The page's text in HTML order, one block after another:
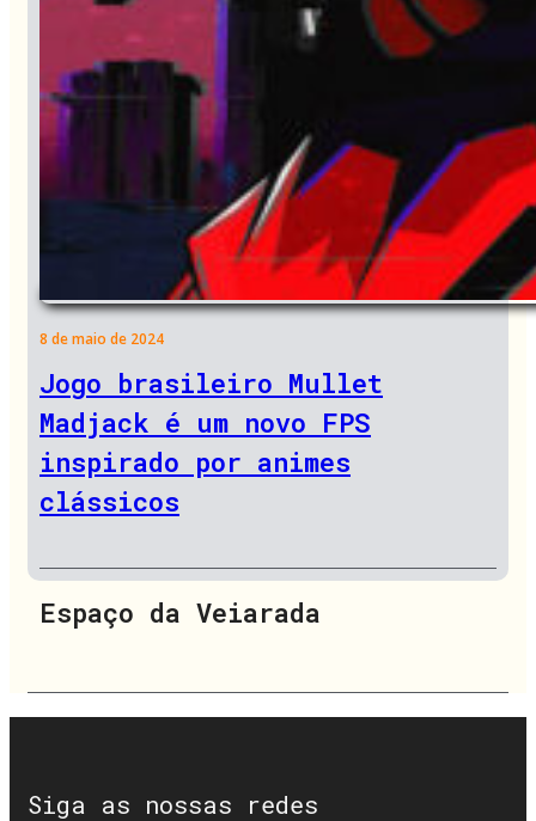
8 de maio de 2024
Jogo brasileiro Mullet
Madjack é um novo FPS
inspirado por animes
clássicos
Espaço da Veiarada
Siga as nossas redes